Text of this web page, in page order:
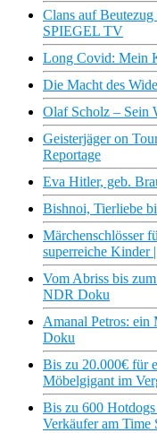
Clans auf
SPIEGEL TV
Long Covid: Mein
Die Macht des
Olaf Scholz – Sein
Geisterjäger on
Reportage
Eva Hitler, geb.
Bishnoi, Tierliebe
Märchenschlösser
superreiche Kinder
Vom Abriss bis
NDR Doku
Amanal Petros: ein
Doku
Bis zu 20.000€ für
Möbelgigant im
Bis zu 600
Verkäufer am Time